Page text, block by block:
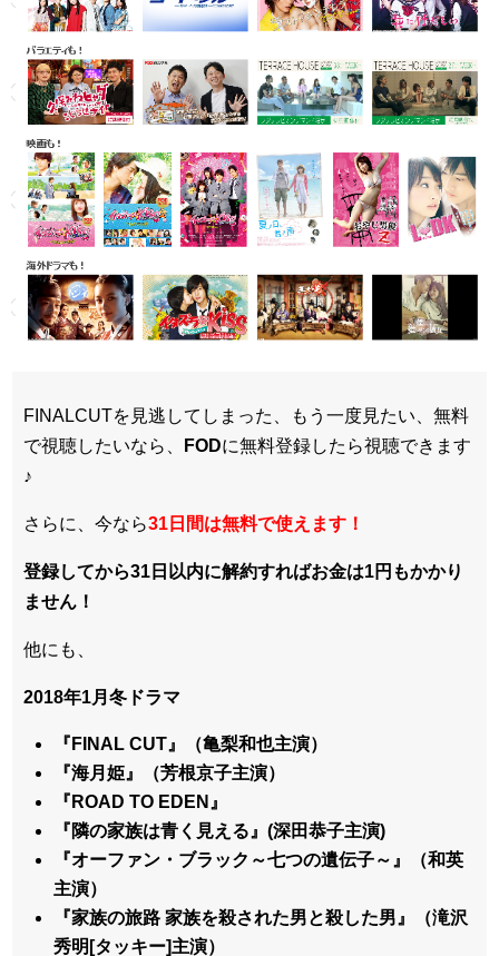
FINALCUTを見逃してしまった、もう一度見たい、無料
で視聴したいなら、
FODに無料登録したら視聴できます
♪
さらに、今なら31日間は無料で使えます！
登録してから31日以内に解約すればお金は1円もかかり
ません！
他にも、
2018年1月冬ドラマ
『FINAL CUT』（亀梨和也主演）
『海月姫』（芳根京子主演）
『ROAD TO EDEN』
『隣の家族は青く見える』(深田恭子主演)
『オーファン・ブラック～七つの遺伝子～』（和英
主演）
『家族の旅路 家族を殺された男と殺した男』（滝沢
秀明[タッキー]主演）